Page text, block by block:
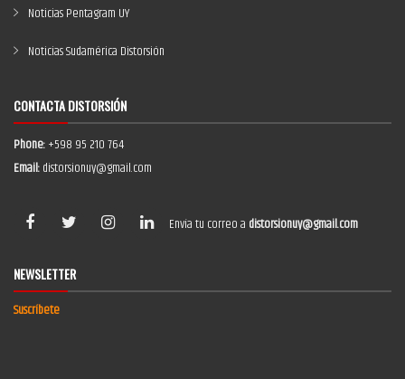
Noticias Pentagram UY
Noticias Sudamérica Distorsión
CONTACTA DISTORSIÓN
Phone:+598 95 210 764
Email:distorsionuy@gmail.com
Envía tu correo a distorsionuy@gmail.com
NEWSLETTER
Suscríbete